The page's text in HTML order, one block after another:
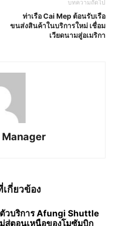
บทความถัดไป
ท่าเรือ Cai Mep ต้อนรับเรือ
ขนส่งสินค้าในบริการใหม่ เชื่อม
เวียดนามสู่อเมริกา
กี่ยวข้อง
ตัวบริการ Afungi Shuttle
ม่สู่ตอนเหนือของโมซัมบิก